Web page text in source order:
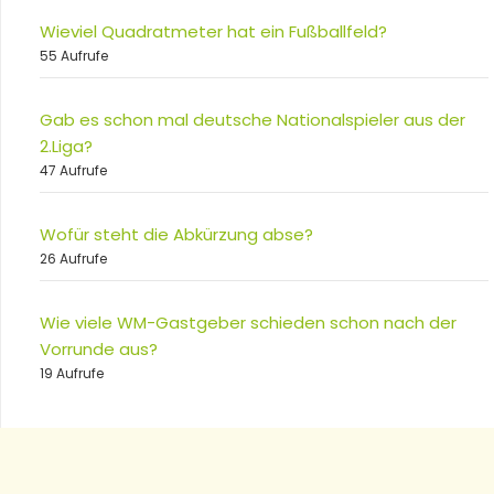
Wieviel Quadratmeter hat ein Fußballfeld?
55 Aufrufe
Gab es schon mal deutsche Nationalspieler aus der
2.Liga?
47 Aufrufe
Wofür steht die Abkürzung abse?
26 Aufrufe
Wie viele WM-Gastgeber schieden schon nach der
Vorrunde aus?
19 Aufrufe